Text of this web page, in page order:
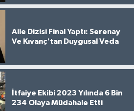
Aile Dizisi Final Yaptı: Serenay
Ve Kıvanç'tan Duygusal Veda
İtfaiye Ekibi 2023 Yılında 6 Bin
234 Olaya Müdahale Etti